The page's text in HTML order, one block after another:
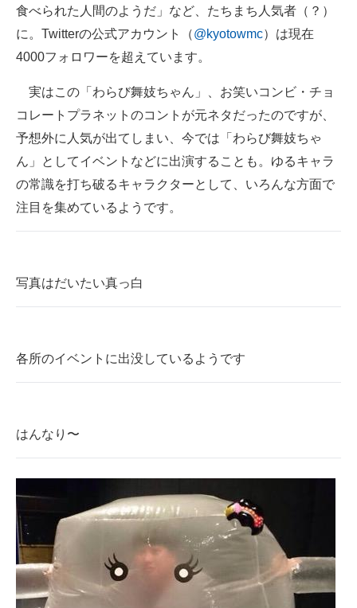
企業向けIT製品の総合サイト
モノづくり技術者専門サイト
電子設計の基本と応用
建設×テクノロジーの最前線
ちょっと気になるネットの話題
食べられた人間のようだ」など、たちまち人気者（？）
に。Twitterの公式アカウント（@kyotowmc）は現在
4000フォロワーを超えています。
実はこの「わらび舞妓ちゃん」、お笑いコンビ・チョ
コレートプラネットのコントが元ネタだったのですが、
予想外に人気が出てしまい、今では「わらび舞妓ちゃ
ん」としてイベントなどに出演することも。ゆるキャラ
の常識を打ち破るキャラクターとして、いろんな方面で
注目を集めているようです。
写真はだいたい真っ白
各所のイベントに出没しているようです
はんなり〜